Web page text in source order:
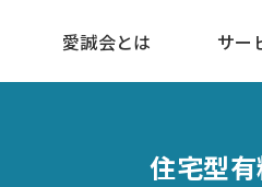
愛誠会とは サー
住宅型